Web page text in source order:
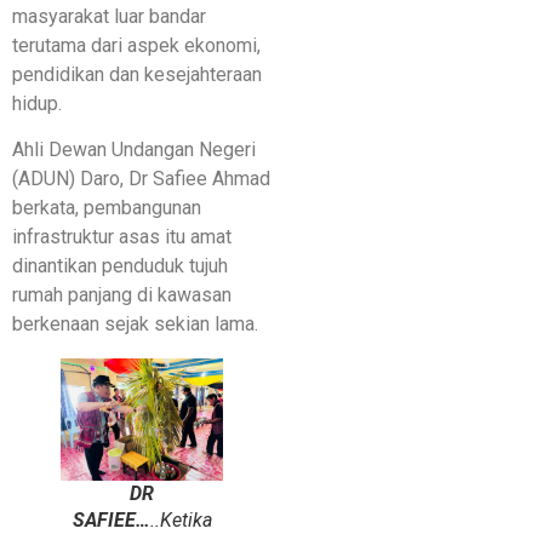
masyarakat luar bandar
terutama dari aspek ekonomi,
pendidikan dan kesejahteraan
hidup.
Ahli Dewan Undangan Negeri
(ADUN) Daro, Dr Safiee Ahmad
berkata, pembangunan
infrastruktur asas itu amat
dinantikan penduduk tujuh
rumah panjang di kawasan
berkenaan sejak sekian lama.
DR
SAFIEE…..Ketika